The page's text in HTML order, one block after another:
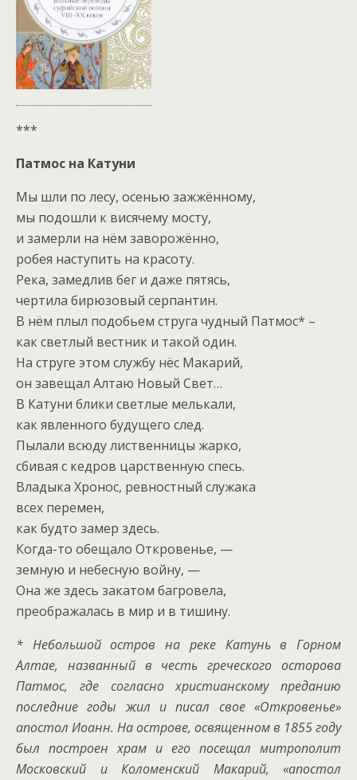
***
Патмос на Катуни
Мы шли по лесу, осенью зажжённому,
мы подошли к висячему мосту,
и замерли на нём заворожённо,
робея наступить на красоту.
Река, замедлив бег и даже пятясь,
чертила бирюзовый серпантин.
В нём плыл подобьем струга чудный Патмос* –
как светлый вестник и такой один.
На струге этом службу нёс Макарий,
он завещал Алтаю Новый Свет…
В Катуни блики светлые мелькали,
как явленного будущего след.
Пылали всюду лиственницы жарко,
сбивая с кедров царственную спесь.
Владыка Хронос, ревностный служака
всех перемен,
как будто замер здесь.
Когда-то обещало Откровенье, —
земную и небесную войну, —
Она же здесь закатом багровела,
преображалась в мир и в тишину.
* Небольшой остров на реке Катунь в Горном
Алтае, названный в честь греческого осторова
Патмос, где согласно христианскому преданию
последние годы жил и писал свое «Откровенье»
апостол Иоанн. На острове, освященном в 1855 году
был построен храм и его посещал митрополит
Московский и Коломенский Макарий, «апостол